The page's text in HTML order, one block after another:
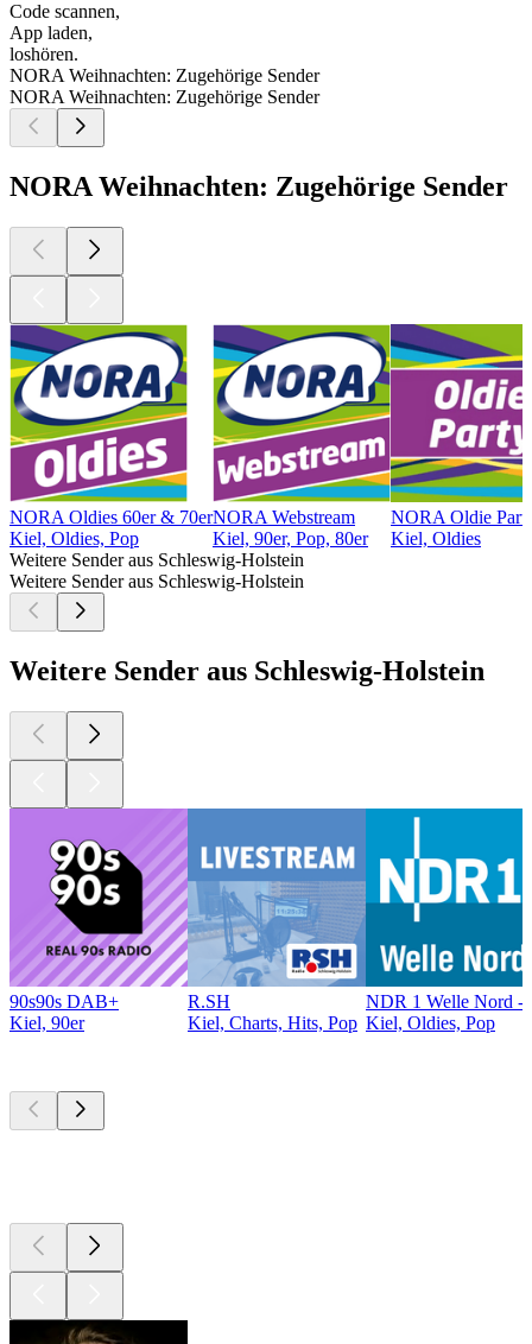
Code scannen,
App laden,
loshören.
NORA Weihnachten: Zugehörige Sender
NORA Weihnachten: Zugehörige Sender
NORA Weihnachten: Zugehörige Sender
NORA Oldies 60er & 70er
Kiel, Oldies, Pop
NORA Webstream
Kiel, 90er, Pop, 80er
NORA Oldie
Kiel, Oldies
Weitere Sender aus Schleswig-Holstein
Weitere Sender aus Schleswig-Holstein
Weitere Sender aus Schleswig-Holstein
90s90s DAB+
Kiel, 90er
R.SH
Kiel, Charts, Hits, Pop
NDR 1 Welle Nord -
Kiel, Oldies, Pop